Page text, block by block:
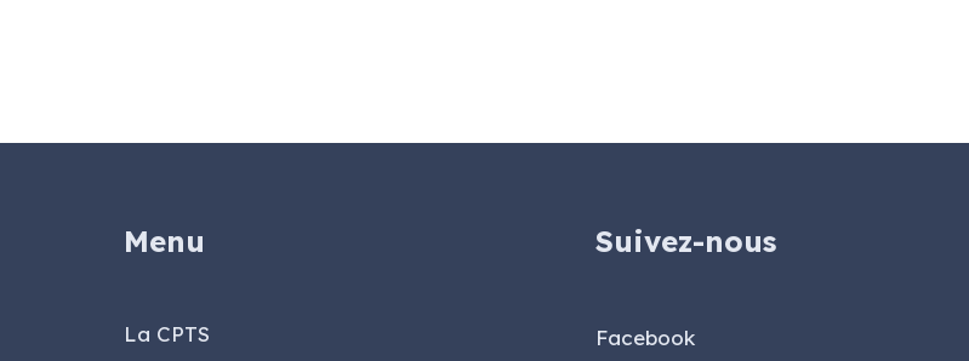
Menu
La CPTS
Suivez-nous
Facebook